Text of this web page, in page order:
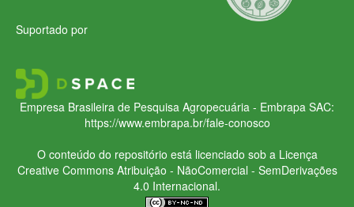
Suportado por
Empresa Brasileira de Pesquisa Agropecuária - Embrapa SAC:
https://www.embrapa.br/fale-conosco
O conteúdo do repositório está licenciado sob a Licença
Creative CommonsAtribuição - NãoComercial - SemDerivações
4.0 Internacional.